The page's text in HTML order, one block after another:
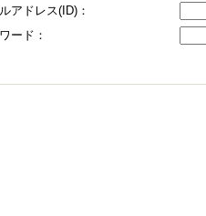
アドレス(ID)：
ード：